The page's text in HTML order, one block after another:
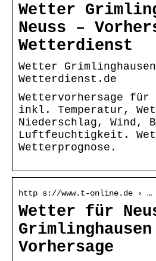
Wetter
Neuss –
Wetterdienst
Wetter
Wetterdienst.de
Wettervorhersage für
inkl. Temperatur,
Niederschlag, Wind,
Luftfeuchtigkeit.
Wetterprognose.
http s://www.t-online.de › …
Wetter für
Vorhersage